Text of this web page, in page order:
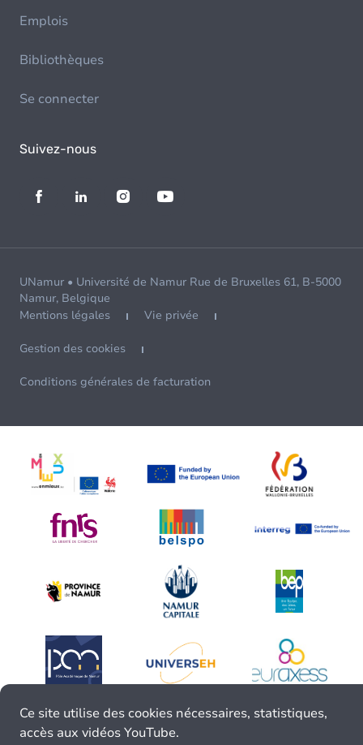
Emplois
Bibliothèques
Se connecter
Suivez-nous
UNamur • Université de Namur Rue de Bruxelles 61, B-5000
Namur, Belgique
Mentions légales
Vie privée
Gestion des cookies
Conditions générales de facturation
Ce site utilise des cookies nécessaires, statistiques,
accès aux vidéos YouTube.